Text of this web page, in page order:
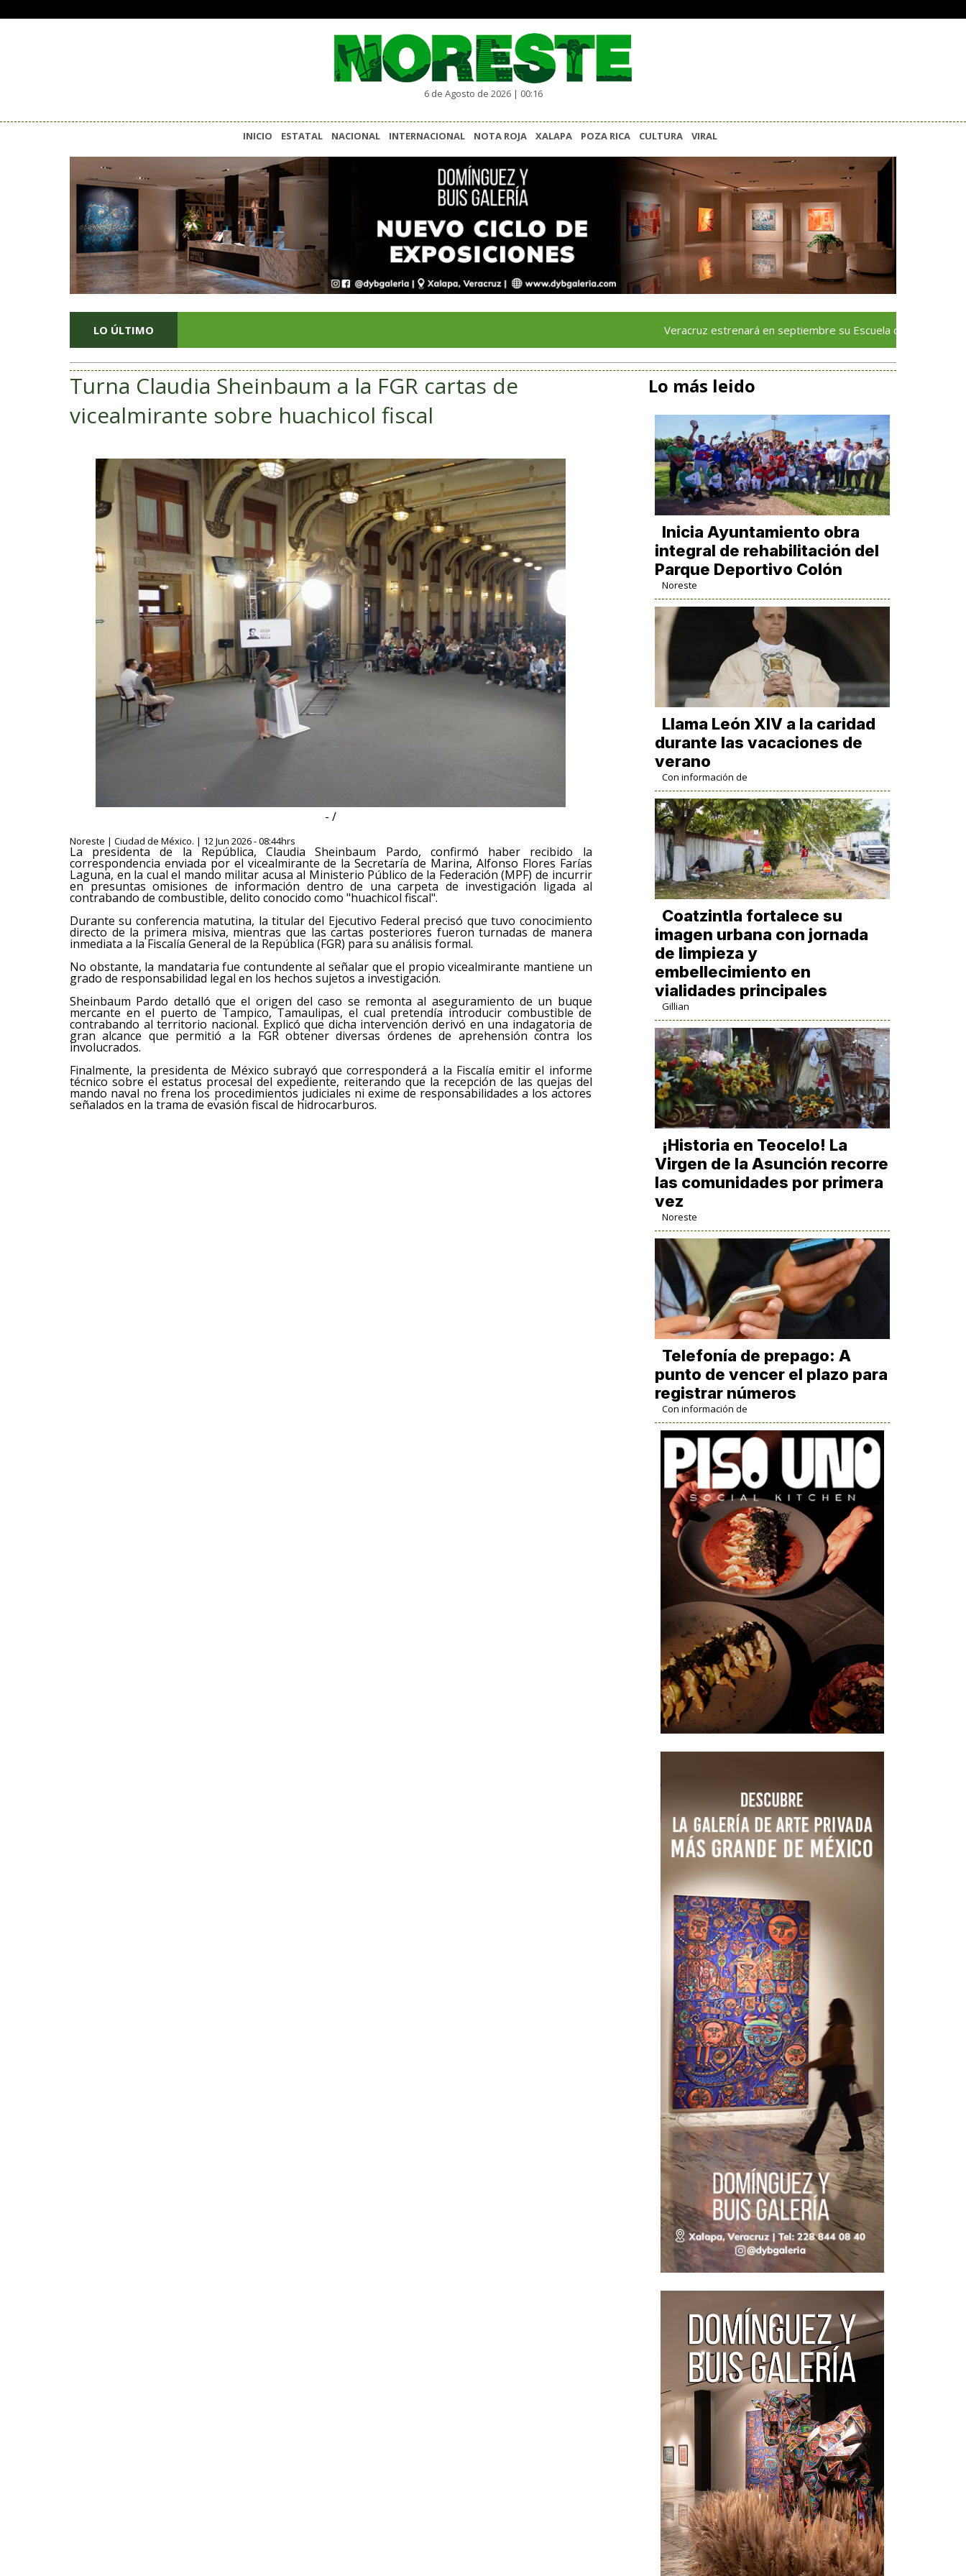
6 de Agosto de 2026 | 00:16
INICIO ESTATAL NACIONAL INTERNACIONAL NOTA ROJA XALAPA POZA RICA CULTURA VIRAL
LO ÚLTIMO Veracruz estrenará en septiembre su Escuela de Servicios Turísticos:
Turna Claudia Sheinbaum a la FGR cartas de
vicealmirante sobre huachicol fiscal
- /
Noreste | Ciudad de México. | 12 Jun 2026 - 08:44hrs
La presidenta de la República, Claudia Sheinbaum Pardo, confirmó haber recibido la
correspondencia enviada por el vicealmirante de la Secretaría de Marina, Alfonso Flores Farías
Laguna, en la cual el mando militar acusa al Ministerio Público de la Federación (MPF) de incurrir
en presuntas omisiones de información dentro de una carpeta de investigación ligada al
contrabando de combustible, delito conocido como "huachicol fiscal".
Durante su conferencia matutina, la titular del Ejecutivo Federal precisó que tuvo conocimiento
directo de la primera misiva, mientras que las cartas posteriores fueron turnadas de manera
inmediata a la Fiscalía General de la República (FGR) para su análisis formal.
No obstante, la mandataria fue contundente al señalar que el propio vicealmirante mantiene un
grado de responsabilidad legal en los hechos sujetos a investigación.
Sheinbaum Pardo detalló que el origen del caso se remonta al aseguramiento de un buque
mercante en el puerto de Tampico, Tamaulipas, el cual pretendía introducir combustible de
contrabando al territorio nacional. Explicó que dicha intervención derivó en una indagatoria de
gran alcance que permitió a la FGR obtener diversas órdenes de aprehensión contra los
involucrados.
Finalmente, la presidenta de México subrayó que corresponderá a la Fiscalía emitir el informe
técnico sobre el estatus procesal del expediente, reiterando que la recepción de las quejas del
mando naval no frena los procedimientos judiciales ni exime de responsabilidades a los actores
señalados en la trama de evasión fiscal de hidrocarburos.
Lo más leido
Inicia Ayuntamiento obra
integral de rehabilitación del
Parque Deportivo Colón
Noreste
Llama León XIV a la caridad
durante las vacaciones de
verano
Con información de
Coatzintla fortalece su
imagen urbana con jornada
de limpieza y
embellecimiento en
vialidades principales
Gillian
​¡Historia en Teocelo! La
Virgen de la Asunción recorre
las comunidades por primera
vez
Noreste
Telefonía de prepago: A
punto de vencer el plazo para
registrar números
Con información de